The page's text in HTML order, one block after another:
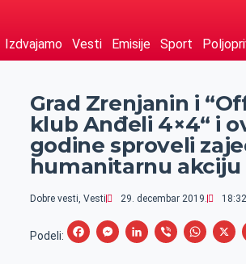
Izdvajamo Vesti Emisije Sport
Grad Zrenjanin i
klub Anđeli 4×4“ i
godine sproveli
humanitarnu akciju
Dobre vesti, Vesti 29. decembar 2019. 18:32
Podeli:
F
M
L
V
W
X